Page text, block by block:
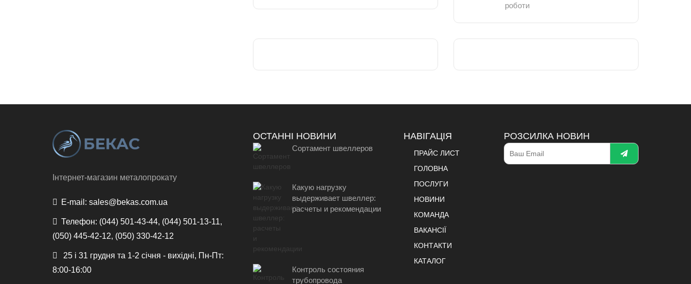
роботи
Інтернет-магазин металопрокату
E-mail: sales@bekas.com.ua
Телефон: (044) 501-43-44, (044) 501-13-11,
(050) 445-42-12, (050) 330-42-12
25 і 31 грудня та 1-2 січня - вихідні, Пн-Пт:
8:00-16:00
ОСТАННІ НОВИНИ
Сортамент швеллеров
Какую нагрузку
выдерживает швеллер:
расчеты и рекомендации
Контроль состояния
трубопровода
НАВІГАЦІЯ
ПРАЙС ЛИСТ
ГОЛОВНА
ПОСЛУГИ
НОВИНИ
КОМАНДА
ВАКАНСІЇ
КОНТАКТИ
КАТАЛОГ
РОЗСИЛКА НОВИН